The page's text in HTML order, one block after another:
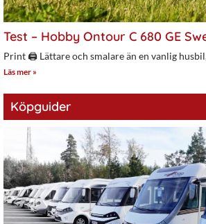
Test – Hobby Ontour C 680 GE
Print 🖨 Lättare och smalare än en vanlig
Läs mer »
Köpguider